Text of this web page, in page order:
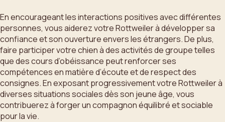
En encourageant les interactions positives avec différentes
personnes, vous aiderez votre Rottweiler à développer sa
confiance et son ouverture envers les étrangers. De plus,
faire participer votre chien à des activités de groupe telles
que des cours d’obéissance peut renforcer ses
compétences en matière d’écoute et de respect des
consignes. En exposant progressivement votre Rottweiler à
diverses situations sociales dès son jeune âge, vous
contribuerez à forger un compagnon équilibré et sociable
pour la vie.